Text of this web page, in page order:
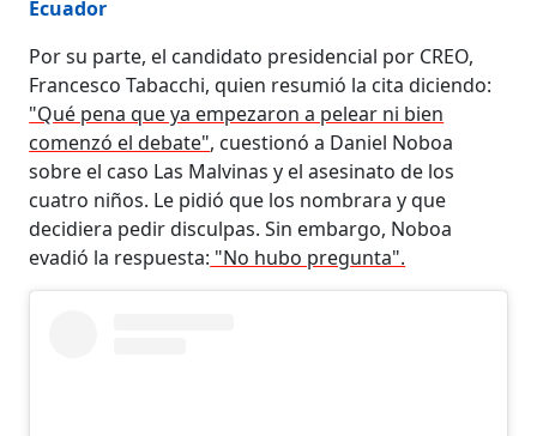
Ecuador
Por su parte, el candidato presidencial por CREO,
Francesco Tabacchi, quien resumió la cita diciendo:
"Qué pena que ya empezaron a pelear ni bien
comenzó el debate", cuestionó a Daniel Noboa
sobre el caso Las Malvinas y el asesinato de los
cuatro niños. Le pidió que los nombrara y que
decidiera pedir disculpas. Sin embargo, Noboa
evadió la respuesta: "No hubo pregunta".